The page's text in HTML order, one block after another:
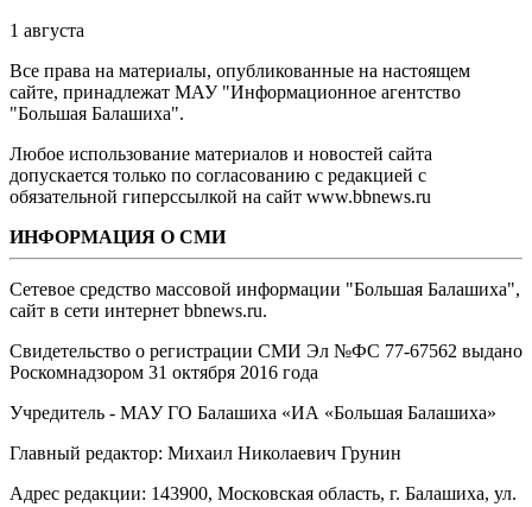
1 августа
Все права на материалы, опубликованные на настоящем
сайте, принадлежат МАУ "Информационное агентство
"Большая Балашиха".
Любое использование материалов и новостей сайта
допускается только по согласованию с редакцией с
обязательной гиперссылкой на сайт www.bbnews.ru
ИНФОРМАЦИЯ О СМИ
Сетевое средство массовой информации "Большая Балашиха",
сайт в сети интернет bbnews.ru.
Свидетельство о регистрации СМИ Эл №ФС ‎77-67562 выдано
Роскомнадзором 31 октября 2016 года
Учредитель - МАУ ГО Балашиха «ИА «Большая Балашиха»
Главный редактор: Михаил Николаевич Грунин
Адрес редакции: 143900, Московская область, г. Балашиха, ул.